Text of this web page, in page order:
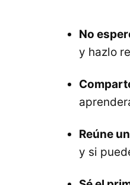
No
y hazlo
Reúne
y si